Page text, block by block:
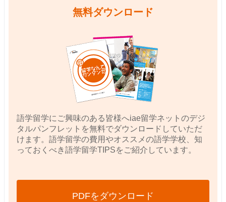
無料ダウンロード
語学留学にご興味のある皆様へiae留学ネットのデジ
タルパンフレットを無料でダウンロードしていただ
けます。語学留学の費用やオススメの語学学校、知
っておくべき語学留学TIPSをご紹介しています。
PDFをダウンロード